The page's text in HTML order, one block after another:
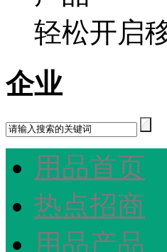
轻松开启
企业
用品首页
热点招商
用品产品